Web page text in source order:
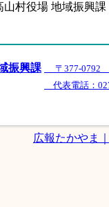
山村役場 地域振興
振興課
〒377-0792
代表電話：
広報たかやま